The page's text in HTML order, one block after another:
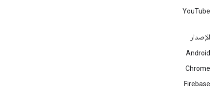
YouTube
الإصدار
Android
Chrome
Firebase